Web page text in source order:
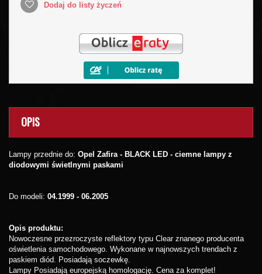
Dodaj do listy życzeń
OPIS
Lampy przednie do: Opel Zafira - BLACK LED - ciemne lampy z
diodowymi świetlnymi paskami
Do modeli: 04.1999 - 06.2005
Opis produktu:
Nowoczesne przezroczyste reflektory typu Clear znanego producenta
oświetlenia samochodowego. Wykonane w najnowszych trendach z
paskiem diód. Posiadają soczewkę.
Lampy Posiadają europejską homologację. Cena za komplet!